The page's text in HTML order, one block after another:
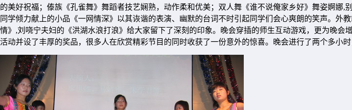
的美好祝福；傣族《孔雀舞》舞蹈者技艺娴熟，动作柔和优美；双人舞《谁不说俺家乡好》舞姿婀
同学倾力献上的小品《一网情深》以其诙谐的表演、幽默的台词不时引起同学们会心爽朗的笑声。外
情》,刘哓宁夫妇的《洪湖水浪打浪》给大家留下了深刻的印象。晚会穿插的师生互动游戏，更为晚
活动并设了丰厚的奖品，很多人在欣赏精彩节目的同时收获了一份意外的惊喜。晚会进行了两个多小